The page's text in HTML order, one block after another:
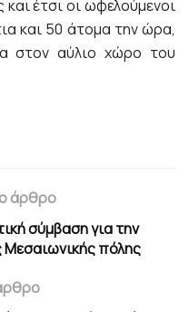
έτσι οι ωφελούμενοι
και 50 άτομα την ώρα,
στον αύλιο χώρο του
άρθρο
σύμβαση για την
Μεσαιωνικής πόλης